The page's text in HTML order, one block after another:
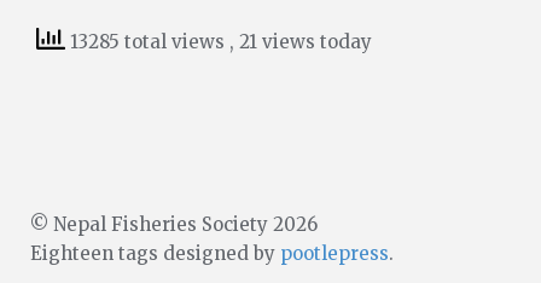
13285 total views , 21 views today
© Nepal Fisheries Society 2026
Eighteen tags designed by pootlepress.